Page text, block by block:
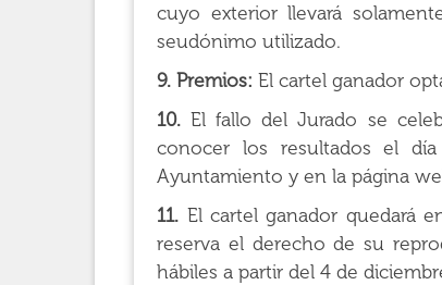
cuyo exterior llevará
seudónimo utilizado.
9. Premios: El cartel ganador
10. El fallo del Jurado se
conocer los resultados el
Ayuntamiento y en la página
11. El cartel ganador quedará
reserva el derecho de su
hábiles a partir del 4 de